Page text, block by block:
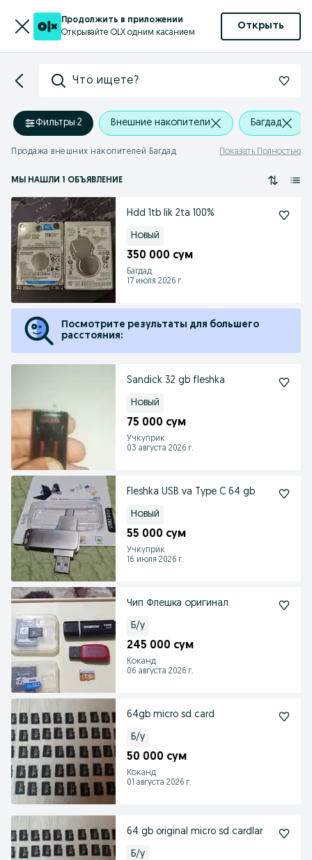
Продолжить в приложении
Открывайте OLX одним касанием
Открыть
Что ищете?
Фильтры·2 Внешние накопители Багдад
Продажа внешних накопителей Багдад Показать Полностью
МЫ НАШЛИ 1 ОБЪЯВЛЕНИЕ
Hdd 1tb lik 2ta 100%
Новый
350 000 сум
Багдад
17 июля 2026 г.
Посмотрите результаты для большего
расстояния:
Sandick 32 gb fleshka
Новый
75 000 сум
Учкуприк
03 августа 2026 г.
Fleshka USB va Type C 64 gb
Новый
55 000 сум
Учкуприк
16 июля 2026 г.
Чип Флешка оригинал
Б/у
245 000 сум
Коканд
06 августа 2026 г.
64gb micro sd card
Б/у
50 000 сум
Коканд
01 августа 2026 г.
64 gb original micro sd cardlar
Б/у